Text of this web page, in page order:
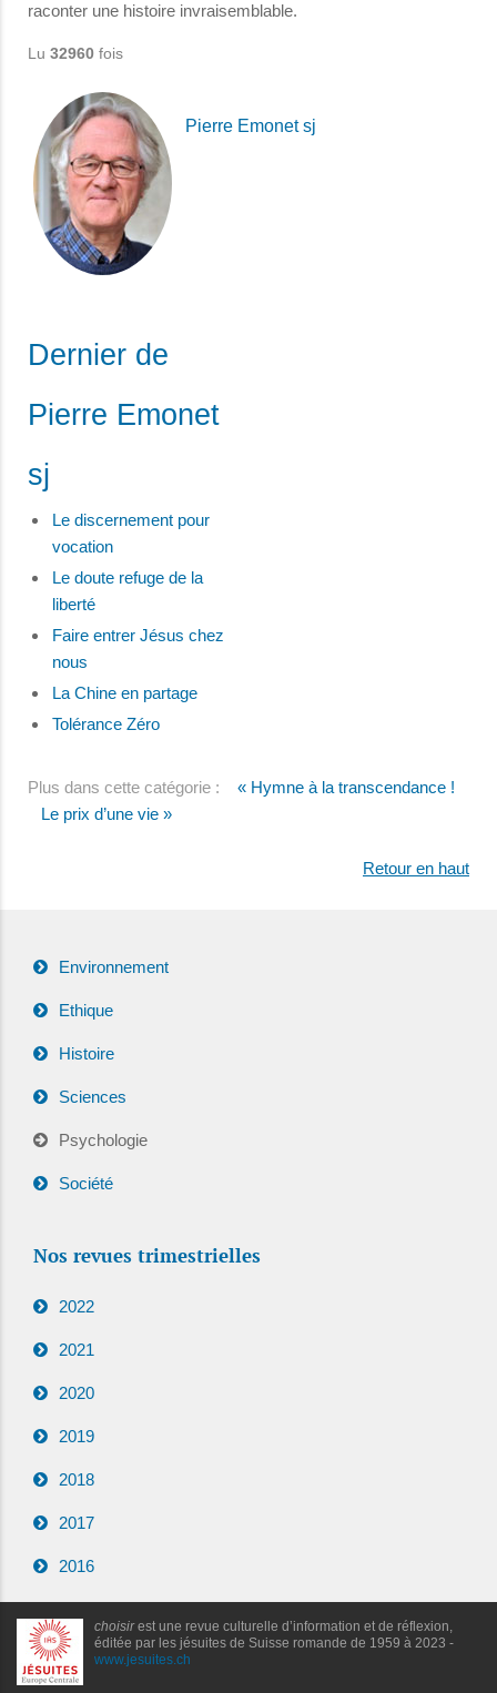
raconter une histoire invraisemblable.
Lu 32960 fois
Pierre Emonet sj
Dernier de
Pierre Emonet
sj
Le discernement pour
vocation
Le doute refuge de la
liberté
Faire entrer Jésus chez
nous
La Chine en partage
Tolérance Zéro
Plus dans cette catégorie :
« Hymne à la transcendance !
Le prix d’une vie »
Retour en haut
Environnement
Ethique
Histoire
Sciences
Psychologie
Société
Nos revues trimestrielles
2022
2021
2020
2019
2018
2017
2016
choisirest une revue culturelle d’information et de réflexion,
éditée par les jésuites de Suisse romande de 1959 à 2023 -
www.jesuites.ch